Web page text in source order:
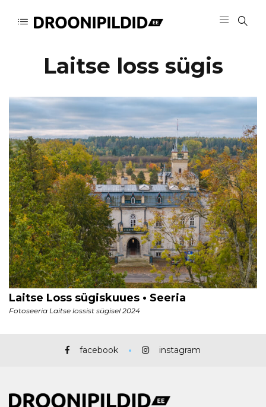
Laitse loss sügis
facebook instagram